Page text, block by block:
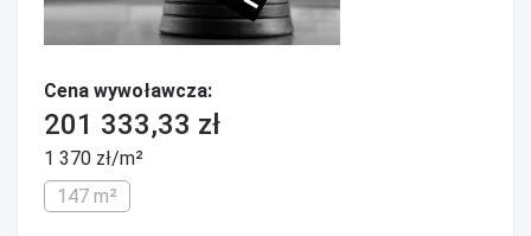
Cena wywoławcza:
201 333,33 zł
1 370 zł/m²
147 m²